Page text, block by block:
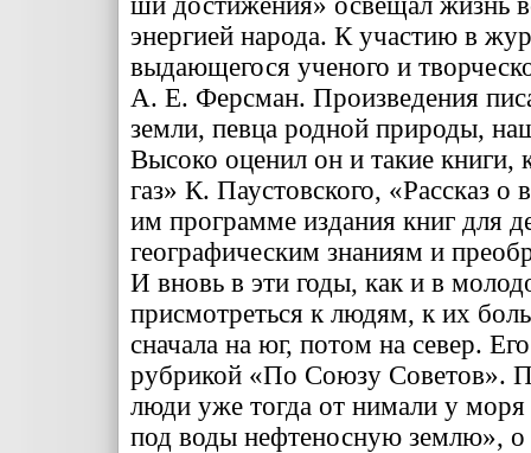
энергией народа. К уча­стию в
выдающегося ученого и
А. Е. Фер­сман. Произведения
земли, певца родной приро­ды,
Высоко оценил он и такие книги,
газ» К. Паустовского, «Рассказ
им программе издания книг для
географическим знаниям и
И вновь в эти годы, как и в
присмотреться к лю­дям, к их
сначала на юг, потом на север.
рубрикой «По Союзу Советов».
люди уже тогда от нимали у
под во­ды нефтеносную землю», о